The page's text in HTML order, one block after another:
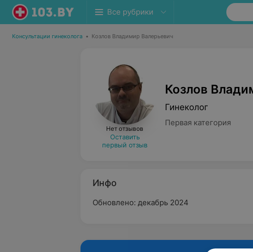
Все рубрики
Консультации гинеколога • Козлов Владимир Валерьевич
Нет отзывов
Оставить
первый отзыв
Козлов
Гинеколог
Первая категория
Инфо
Обновлено: декабрь 2024